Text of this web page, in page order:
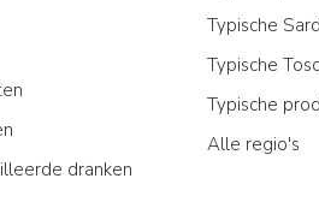
dranken
Typische
Typische
Typische
Alle regio's